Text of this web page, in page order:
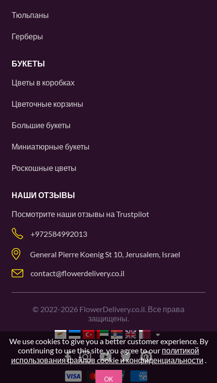
Тюльпаны
Герберы
БУКЕТЫ
Цветы в коробках
Цветочные корзины
Большие букеты
Миниатюрные букеты
Роскошные цветы
НАШИ ОТЗЫВЫ
Посмотрите наши отзывы на Trustpilot
+972584992013
General Pierre Koenig St 10, Jerusalem, Israel
contact@flowerdelivery.co.il
© 2022-2026 FlowerDelivery.co.il. Все права
защищены.
We use cookies to give you a better customer experience. By
continuing to use this site, you agree to our политикой
использования файлов cookie и конфиденциальности .
OK